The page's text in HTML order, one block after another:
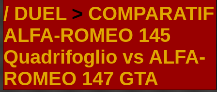
/ DUEL> COMPARATIF
ALFA-ROMEO 145
Quadrifoglio vs ALFA-
ROMEO 147 GTA